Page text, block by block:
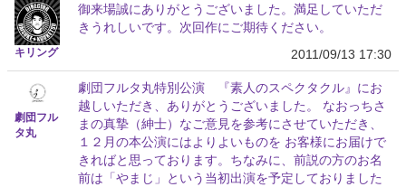
キリング
御来場誠にありがとうございました。満足していただ
きうれしいです。次回作にご期待ください。
2011/09/13 17:30
劇団フル
タ丸
劇団フルタ丸特別公演 『素人のスペクタクル』にお
越しいただき、ありがとうございました。 なおっちさ
まの真摯（紳士）なご意見を参考にさせていただき、
１２月の本公演にはよりよいものを お客様にお届けで
きればと思っております。ちなみに、前説の方のお名
前は「やまじ」という当初出演を予定しておりました